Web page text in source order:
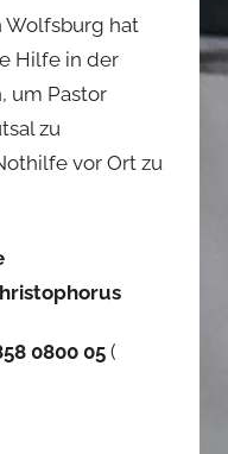
Wolfsburg hat
Hilfe in der
um Pastor
zu
vor Ort zu
0800 05(